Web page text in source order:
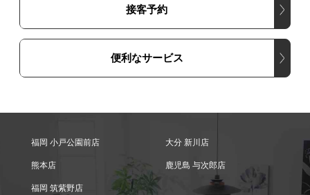
接客予約
便利なサービス
福岡 小戸公園前店 大分 新川店
熊本店 鹿児島 与次郎店
福岡 筑紫野店